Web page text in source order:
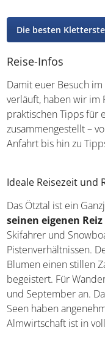
vermitteln.
Die besten
Reise-Infos
Damit euer Besuch im
verläuft, haben wir im
praktischen Tipps für
Anfahrt bis hin zu
Ideale Reisezeit und
Das Ötztal ist ein
seinen eigenen Reiz
Region Skifahrer und
Pistenverhältnissen.
Blumen einen stillen
begeistert. Für
Juni und September